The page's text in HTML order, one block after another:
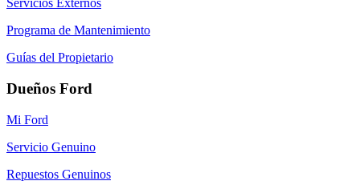
Servicios Externos
Programa de Mantenimiento
Guías del Propietario
Dueños Ford
Mi Ford
Servicio Genuino
Repuestos Genuinos